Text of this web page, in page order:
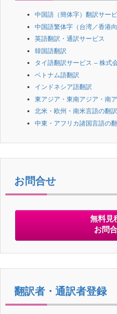
中国語（簡体字）翻訳サー
中国語繁体字（台湾／香港
英語翻訳・通訳サービス
韓国語翻訳
タイ語翻訳サービス – 株式
ベトナム語翻訳
インドネシア語翻訳
東アジア・東南アジア・南
北米・欧州・南米言語の翻訳
中東・アフリカ諸国言語の
お問合せ
無料見
お問
翻訳者・通訳者登録